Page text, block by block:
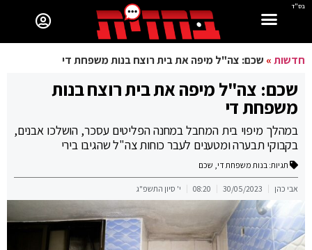
בס"ד
חדשות» שכם: צה"ל מיפה את בית רוצח בנות משפחת די
שכם: צה"ל מיפה את בית רוצח בנות
משפחת די
במהלך מיפוי בית המחבל במחנה הפליטים עסכר, הושלכו אבנים,
בקבוקי תבערה ומטענים לעבר כוחות צה"ל שהגיבו בירי
תגיות: בנות משפחת די, שכם
אבי כהן 30/05/2023
08:20 י' סיון התשפ"ג